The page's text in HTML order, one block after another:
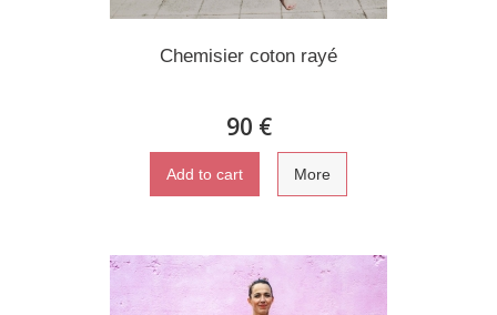
Chemisier coton rayé
90 €
Add to cart More